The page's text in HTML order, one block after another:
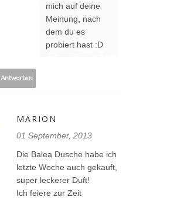
mich auf deine
Meinung, nach
dem du es
probiert hast :D
Antworten
MARION
01 September, 2013
Die Balea Dusche habe ich
letzte Woche auch gekauft,
super leckerer Duft!
Ich feiere zur Zeit